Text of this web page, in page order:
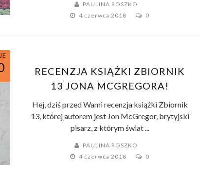
PAULINA ROSZKO
4 czerwca 2018
0
RECENZJA KSIĄŻKI ZBIORNIK
13 JONA MCGREGORA!
Hej, dziś przed Wami recenzja książki Zbiornik
13, której autorem jest Jon McGregor, brytyjski
pisarz, z którym świat ...
PAULINA ROSZKO
4 czerwca 2018
0